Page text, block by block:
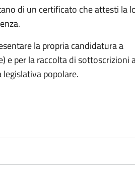
di un certificato che attesti la
la propria candidatura a
e per la raccolta di sottoscrizioni
popolare.